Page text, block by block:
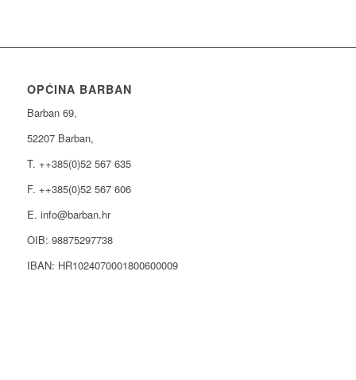
OPĆINA BARBAN
Barban 69,
52207 Barban,
T. ++385(0)52 567 635
F. ++385(0)52 567 606
E. info@barban.hr
OIB: 98875297738
IBAN: HR1024070001800600009